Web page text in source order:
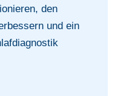
den
und ein